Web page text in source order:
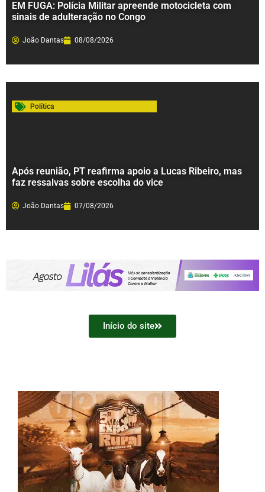
EM FUGA: Polícia Militar apreende motocicleta com
sinais de adulteração no Congo
João Dantas 08/08/2026
Política
Após reunião, PT reafirma apoio a Lucas Ribeiro, mas
faz ressalvas sobre escolha do vice
João Dantas 07/08/2026
Início do site